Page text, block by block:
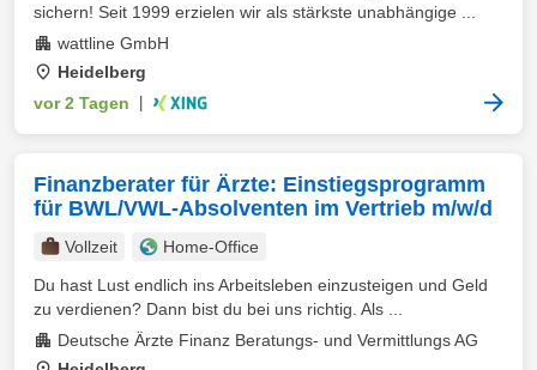
sichern! Seit 1999 erzielen wir als stärkste unabhängige ...
wattline GmbH
Heidelberg
vor 2 Tagen
Finanzberater für Ärzte: Einstiegsprogramm
für BWL/VWL-Absolventen im Vertrieb m/w/d
Vollzeit
Home-Office
Du hast Lust endlich ins Arbeitsleben einzusteigen und Geld
zu verdienen? Dann bist du bei uns richtig. Als ...
Deutsche Ärzte Finanz Beratungs- und Vermittlungs AG